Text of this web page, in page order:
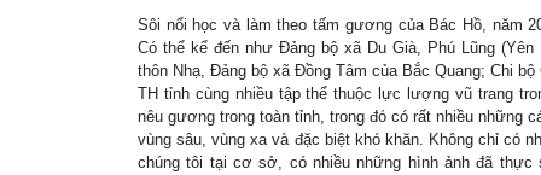
Sôi nổi học và làm theo tấm gương của Bác Hồ, năm
Có thể kể đến như Đảng bộ xã Du Già, Phú Lũng
thôn Nhạ, Đảng bộ xã Đồng Tâm của Bắc Quang; Chi
TH tỉnh cùng nhiều tập thể thuộc lực lượng vũ trang
nêu gương trong toàn tỉnh, trong đó có rất nhiều
vùng sâu, vùng xa và đặc biệt khó khăn. Không chỉ có
chúng tôi tại cơ sở, có nhiều những hình ảnh đã thực